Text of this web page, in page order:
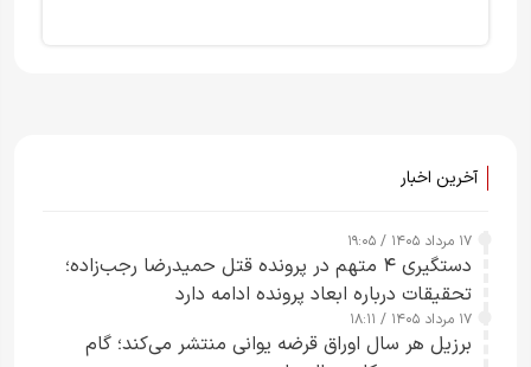
آخرین اخبار
۱۷ مرداد ۱۴۰۵ / ۱۹:۰۵
دستگیری ۴ متهم در پرونده قتل حمیدرضا رجب‌زاده؛
تحقیقات درباره ابعاد پرونده ادامه دارد
۱۷ مرداد ۱۴۰۵ / ۱۸:۱۱
برزیل هر سال اوراق قرضه یوانی منتشر می‌کند؛ گام